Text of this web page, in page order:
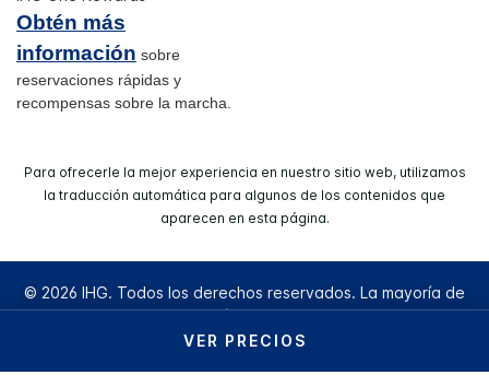
VER PRECIOS
Obtén más
información sobre
reservaciones rápidas y
recompensas sobre la marcha.
Para ofrecerle la mejor experiencia en nuestro sitio web, utilizamos
la traducción automática para algunos de los contenidos que
aparecen en esta página.
© 2026 IHG. Todos los derechos reservados. La mayoría de
los hoteles son de operación y/​o propiedad independiente.